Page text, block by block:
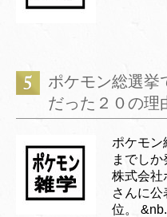
ポケモン総選挙
だった２０の理
ポケモン
までしか
株式会社
さんに
位。